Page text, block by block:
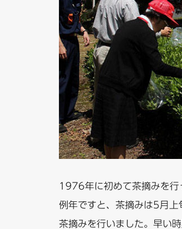
1976年に初めて茶摘みを行
例年ですと、茶摘みは5月
茶摘みを行いました。早い